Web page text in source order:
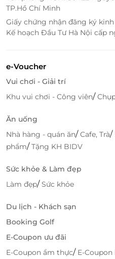
Nếu như hành trình
bạn có thể thưởng thức
TP.Hồ Chí Minh
Giấy chứng nhận đăng ký kinh
Kế hoạch Đầu Tư Hà Nội cấp
e-Voucher
Vui chơi - Giải trí
Khu vui chơi - Công viên/
Ăn uống
Nhà hàng - quán ăn/Cafe, Trà/
phẩm/Tặng KH BIDV
Sức khỏe & Làm đẹp
Làm đẹp/Sức khỏe
Du lịch - Khách sạn
Booking Golf
E-Coupon ưu đãi
E-Coupon ẩm thực/ E-